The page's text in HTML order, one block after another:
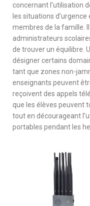
concernant l’utilisation
les situations
membres de la famille.
administrateurs
de trouver un équilibre.
désigner certains
tant que zones non-
enseignants peuvent
reçoivent des appels
que les élèves peuvent
tout en décourageant
portables pendant les